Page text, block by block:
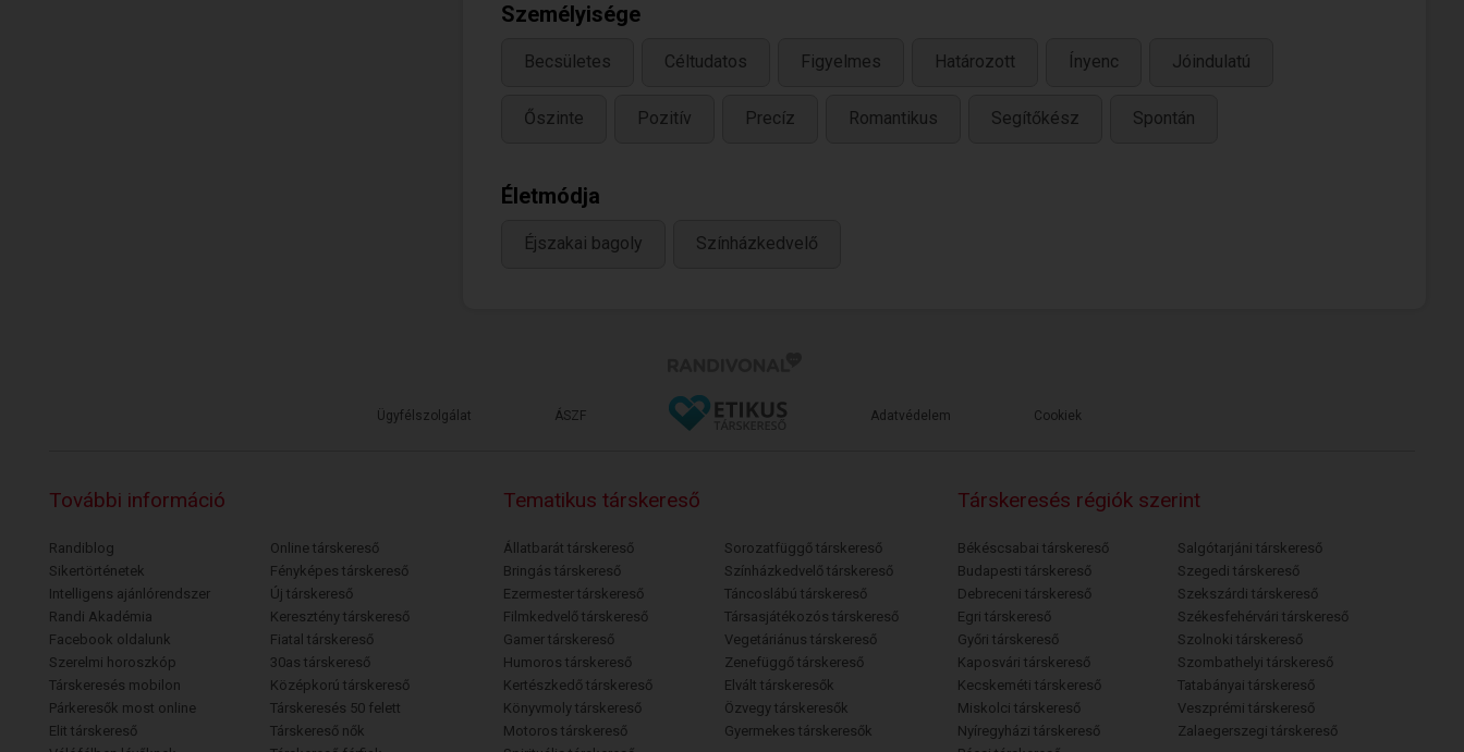
Személyisége
Becsületes Céltudatos Figyelmes Határozott Ínyenc Jóindulatú
Őszinte Pozitív Precíz Romantikus Segítőkész Spontán
Életmódja
Éjszakai bagoly Színházkedvelő
Ügyfélszolgálat ÁSZF Adatvédelem Cookiek
További információ
Randiblog
Sikertörténetek
Intelligens ajánlórendszer
Randi Akadémia
Facebook oldalunk
Szerelmi horoszkóp
Társkeresés mobilon
Párkeresők most online
Elit társkereső
Online társkereső
Fényképes társkereső
Új társkereső
Keresztény társkereső
Fiatal társkereső
30as társkereső
Középkorú társkereső
Társkeresés 50 felett
Társkereső nők
Tematikus társkereső
Állatbarát társkereső
Bringás társkereső
Ezermester társkereső
Filmkedvelő társkereső
Gamer társkereső
Humoros társkereső
Kertészkedő társkereső
Könyvmoly társkereső
Motoros társkereső
Sorozatfüggő társkereső
Színházkedvelő társkereső
Táncoslábú társkereső
Társasjátékozós társkereső
Vegetáriánus társkereső
Zenefüggő társkereső
Elvált társkeresők
Özvegy társkeresők
Gyermekes társkeresők
Társkeresés régiók szerint
Békéscsabai társkereső
Budapesti társkereső
Debreceni társkereső
Egri társkereső
Győri társkereső
Kaposvári társkereső
Kecskeméti társkereső
Miskolci társkereső
Nyíregyházi társkereső
Salgótarjáni társkereső
Szegedi társkereső
Szekszárdi társkereső
Székesfehérvári társkereső
Szolnoki társkereső
Szombathelyi társkereső
Tatabányai társkereső
Veszprémi társkereső
Zalaegerszegi társkereső